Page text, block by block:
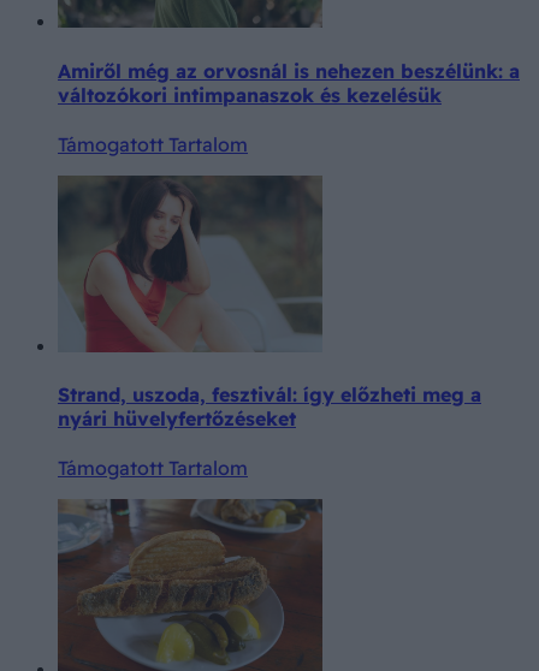
Amiről még az orvosnál is nehezen beszélünk: a
változókori intimpanaszok és kezelésük
Támogatott Tartalom
Strand, uszoda, fesztivál: így előzheti meg a
nyári hüvelyfertőzéseket
Támogatott Tartalom